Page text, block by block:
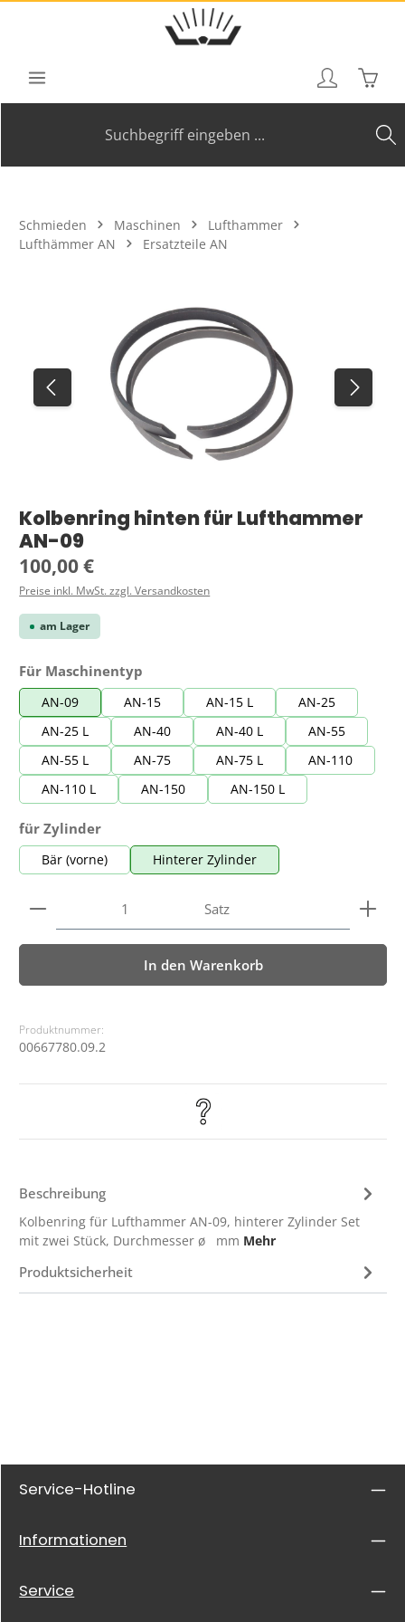
Zum Hauptinhalt springen
Schmieden Maschinen
Lufthammer
Lufthämmer AN
Ersatzteile AN
Kolbenring hinten für Lufthammer
AN-09
Regulärer Preis:
100,00 €
Preise inkl. MwSt. zzgl. Versandkosten
am Lager
Für Maschinentyp
AN-09 AN-15 AN-15 L
AN-25
AN-25 L
AN-40 AN-40 L
AN-55
AN-55 L
AN-75 AN-75 L
AN-110
AN-110 L
AN-150 AN-150 L
für Zylinderauswählen
Bär (vorne) Hinterer Zylinder
Produkt Anzahl: Gib den gewünschten Wert ein
Satz
In den Warenkorb
Produktnummer:
00667780.09.2
Beschreibung
Kolbenring für Lufthammer AN-09, hinterer Zylinder Set
mit zwei Stück, Durchmesser ø mm Mehr
Produktsicherheit
Service-Hotline
Informationen
Service